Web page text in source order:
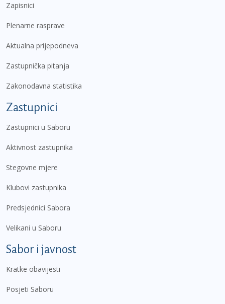
Zapisnici
Plenarne rasprave
Aktualna prijepodneva
Zastupnička pitanja
Zakonodavna statistika
Zastupnici
Zastupnici u Saboru
Aktivnost zastupnika
Stegovne mjere
Klubovi zastupnika
Predsjednici Sabora
Velikani u Saboru
Sabor i javnost
Kratke obavijesti
Posjeti Saboru